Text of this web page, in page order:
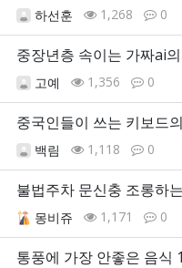
하선훈 1,268 0
중장년층 속이는 가짜ai
고예 1,356 0
중국인들이 쓰는 키보드
백림 1,118 0
불법주차 문신충 조롱하
몽비쥬 1,171 0
통풍에 가장 안좋은 음식